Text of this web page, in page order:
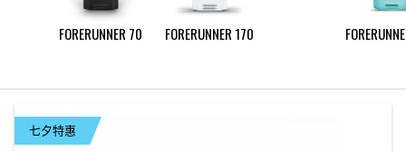
FORERUNNER 70 FORERUNNER 170
七夕特惠